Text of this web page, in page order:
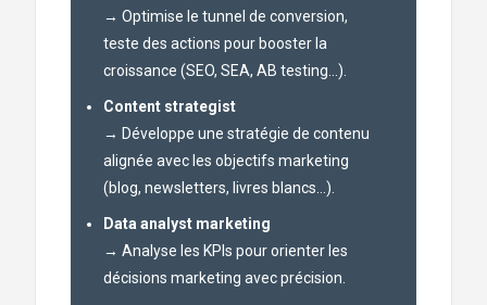
→ Optimise le tunnel de conversion,
teste des actions pour booster la
croissance (SEO, SEA, AB testing…).
Content strategist
→ Développe une stratégie de contenu
alignée avec les objectifs marketing
(blog, newsletters, livres blancs…).
Data analyst marketing
→ Analyse les KPIs pour orienter les
décisions marketing avec précision.